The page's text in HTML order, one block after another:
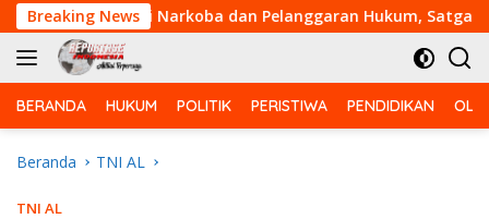
Langsung
ke
konten
Breaking News
Dari Narkoba dan Pelanggaran Hukum, Satgas TMMD
BERANDA HUKUM POLITIK PERISTIWA PENDIDIKAN
Beranda TNI AL
TNI AL